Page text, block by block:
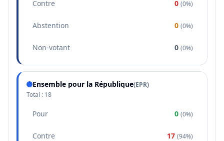
Contre 0 (0%)
Abstention 0 (0%)
Non-votant 0 (0%)
Ensemble pour la République(EPR)
Total : 18
Pour 0 (0%)
Contre 17 (94%)